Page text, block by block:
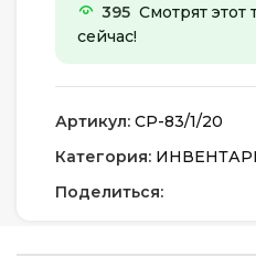
395 Смотрят этот
сейчас!
Артикул: СР-83/1/20
Категория:
Поделиться: